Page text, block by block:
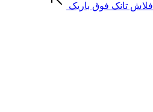
فلاش تانک فوق باریک